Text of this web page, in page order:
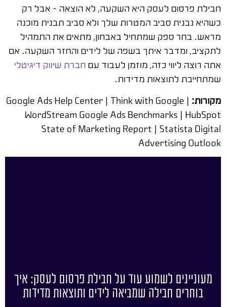
חבילת פרסום לעסק היא השקעה, לא הוצאה – אבל רק
כשהיא נבנית סביב המטרות שלך ולא סביב תבנית מוכנה
מראש. בחר ספק שמתחיל באבחון, מתאים את התמהיל
לתקציב, ומדבר איתך בשפה של לידים והחזר השקעה. אם
אתה רוצה ליווי כזה, מוזמן לעבוד עם חברת שיווק דיגיטלי
שמתחייבת לתוצאות מדידות.
מקורות: Google Ads Help Center | Think with Google |
WordStream Google Ads Benchmarks | HubSpot
State of Marketing Report | Statista Digital
Advertising Outlook
מעוניינים לשמוע עוד על חבילת פרסום לעסק: איך
בוחרים חבילה שמביאה לידים ותוצאות מדידות